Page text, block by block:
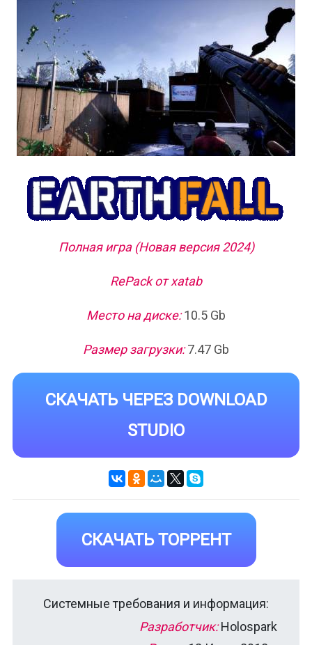
Полная игра (Новая версия 2024)
RePack от xatab
Место на диске:10.5 Gb
Размер загрузки:7.47 Gb
СКАЧАТЬ ЧЕРЕЗ DOWNLOAD
STUDIO
СКАЧАТЬ ТОРРЕНТ
Системные требования и информация:
Разработчик:Holospark